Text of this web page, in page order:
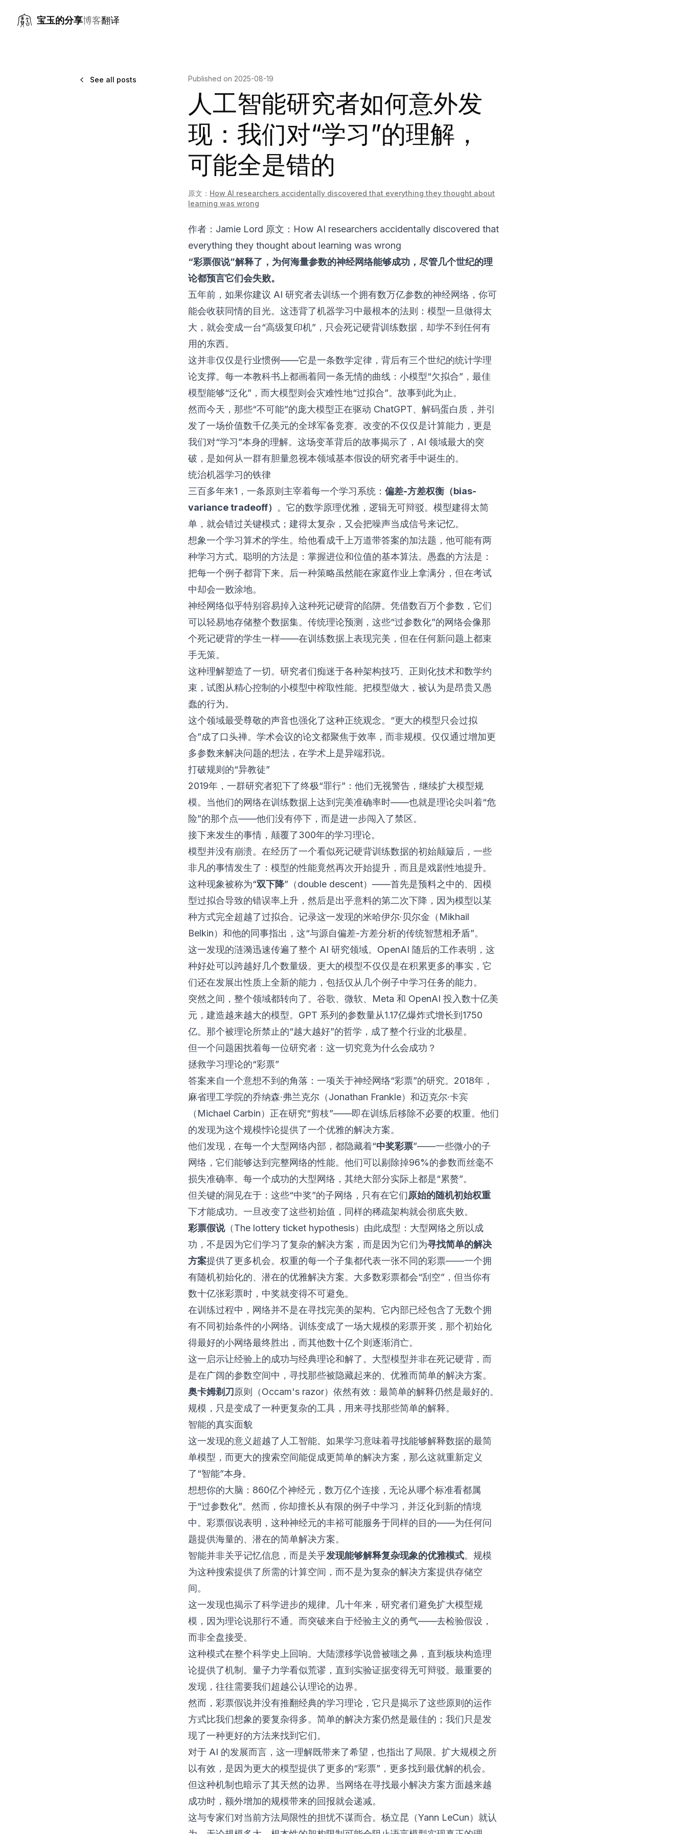
宝玉的分享博客翻译
See all posts Published on 2025-08-19
人工智能研究者如何意外发
现：我们对“学习”的理解，
可能全是错的
原文： How AI researchers accidentally discovered that everything they thought about
learning was wrong
作者：Jamie Lord 原文： How AI researchers accidentally discovered that
everything they thought about learning was wrong
“彩票假说”解释了，为何海量参数的神经网络能够成功，尽管几个世纪的理
论都预言它们会失败。
五年前，如果你建议 AI 研究者去训练一个拥有数万亿参数的神经网络，你可
能会收获同情的目光。这违背了机器学习中最根本的法则：模型一旦做得太
大，就会变成一台“高级复印机”，只会死记硬背训练数据，却学不到任何有
用的东西。
这并非仅仅是行业惯例——它是一条数学定律，背后有三个世纪的统计学理
论支撑。每一本教科书上都画着同一条无情的曲线：小模型“欠拟合”，最佳
模型能够“泛化”，而大模型则会灾难性地“过拟合”。故事到此为止。
然而今天，那些“不可能”的庞大模型正在驱动 ChatGPT、解码蛋白质，并引
发了一场价值数千亿美元的全球军备竞赛。改变的不仅仅是计算能力，更是
我们对“学习”本身的理解。这场变革背后的故事揭示了，AI 领域最大的突
破，是如何从一群有胆量忽视本领域基本假设的研究者手中诞生的。
统治机器学习的铁律
三百多年来1 ，一条原则主宰着每一个学习系统： 偏差-方差权衡（bias-
variance tradeoff） 。它的数学原理优雅，逻辑无可辩驳。模型建得太简
单，就会错过关键模式；建得太复杂，又会把噪声当成信号来记忆。
想象一个学习算术的学生。给他看成千上万道带答案的加法题，他可能有两
种学习方式。聪明的方法是：掌握进位和位值的基本算法。愚蠢的方法是：
把每一个例子都背下来。后一种策略虽然能在家庭作业上拿满分，但在考试
中却会一败涂地。
神经网络似乎特别容易掉入这种死记硬背的陷阱。凭借数百万个参数，它们
可以轻易地存储整个数据集。传统理论预测，这些“过参数化”的网络会像那
个死记硬背的学生一样——在训练数据上表现完美，但在任何新问题上都束
手无策。
这种理解塑造了一切。研究者们痴迷于各种架构技巧、正则化技术和数学约
束，试图从精心控制的小模型中榨取性能。把模型做大，被认为是昂贵又愚
蠢的行为。
这个领域最受尊敬的声音也强化了这种正统观念。“更大的模型只会过拟
合”成了口头禅。学术会议的论文都聚焦于效率，而非规模。仅仅通过增加更
多参数来解决问题的想法，在学术上是异端邪说。
打破规则的“异教徒”
2019年，一群研究者犯下了终极“罪行”：他们无视警告，继续扩大模型规
模。当他们的网络在训练数据上达到完美准确率时——也就是理论尖叫着“危
险”的那个点——他们没有停下，而是进一步闯入了禁区。
接下来发生的事情，颠覆了300年的学习理论。
模型并没有崩溃。在经历了一个看似死记硬背训练数据的初始颠簸后，一些
非凡的事情发生了：模型的性能竟然再次开始提升，而且是戏剧性地提升。
这种现象被称为“双下降”（double descent）——首先是预料之中的、因模
型过拟合导致的错误率上升，然后是出乎意料的第二次下降，因为模型以某
种方式完全超越了过拟合。记录这一发现的米哈伊尔·贝尔金（Mikhail
Belkin）和他的同事指出，这“与源自偏差-方差分析的传统智慧相矛盾”。
这一发现的涟漪迅速传遍了整个 AI 研究领域。OpenAI 随后的工作表明，这
种好处可以跨越好几个数量级。更大的模型不仅仅是在积累更多的事实，它
们还在发展出性质上全新的能力，包括仅从几个例子中学习任务的能力。
突然之间，整个领域都转向了。谷歌、微软、Meta 和 OpenAI 投入数十亿美
元，建造越来越大的模型。GPT 系列的参数量从1.17亿爆炸式增长到1750
亿。那个被理论所禁止的“越大越好”的哲学，成了整个行业的北极星。
但一个问题困扰着每一位研究者：这一切究竟为什么会成功？
拯救学习理论的“彩票”
答案来自一个意想不到的角落：一项关于神经网络“彩票”的研究。2018年，
麻省理工学院的乔纳森·弗兰克尔（Jonathan Frankle）和迈克尔·卡宾
（Michael Carbin）正在研究“剪枝”——即在训练后移除不必要的权重。他们
的发现为这个规模悖论提供了一个优雅的解决方案。
他们发现，在每一个大型网络内部，都隐藏着“中奖彩票”——一些微小的子
网络，它们能够达到完整网络的性能。他们可以剔除掉96%的参数而丝毫不
损失准确率。每一个成功的大型网络，其绝大部分实际上都是“累赘”。
但关键的洞见在于：这些“中奖”的子网络，只有在它们原始的随机初始权重
下才能成功。一旦改变了这些初始值，同样的稀疏架构就会彻底失败。
彩票假说（The lottery ticket hypothesis）由此成型：大型网络之所以成
功，不是因为它们学习了复杂的解决方案，而是因为它们为寻找简单的解决
方案提供了更多机会。权重的每一个子集都代表一张不同的彩票——一个拥
有随机初始化的、潜在的优雅解决方案。大多数彩票都会“刮空”，但当你有
数十亿张彩票时，中奖就变得不可避免。
在训练过程中，网络并不是在寻找完美的架构。它内部已经包含了无数个拥
有不同初始条件的小网络。训练变成了一场大规模的彩票开奖，那个初始化
得最好的小网络最终胜出，而其他数十亿个则逐渐消亡。
这一启示让经验上的成功与经典理论和解了。大型模型并非在死记硬背，而
是在广阔的参数空间中，寻找那些被隐藏起来的、优雅而简单的解决方案。
奥卡姆剃刀原则（Occam's razor）依然有效：最简单的解释仍然是最好的。
规模，只是变成了一种更复杂的工具，用来寻找那些简单的解释。
智能的真实面貌
这一发现的意义超越了人工智能。如果学习意味着寻找能够解释数据的最简
单模型，而更大的搜索空间能促成更简单的解决方案，那么这就重新定义
了“智能”本身。
想想你的大脑：860亿个神经元，数万亿个连接，无论从哪个标准看都属
于“过参数化”。然而，你却擅长从有限的例子中学习，并泛化到新的情境
中。彩票假说表明，这种神经元的丰裕可能服务于同样的目的——为任何问
题提供海量的、潜在的简单解决方案。
智能并非关乎记忆信息，而是关乎发现能够解释复杂现象的优雅模式。规模
为这种搜索提供了所需的计算空间，而不是为复杂的解决方案提供存储空
间。
这一发现也揭示了科学进步的规律。几十年来，研究者们避免扩大模型规
模，因为理论说那行不通。而突破来自于经验主义的勇气——去检验假设，
而非全盘接受。
这种模式在整个科学史上回响。大陆漂移学说曾被嗤之鼻，直到板块构造理
论提供了机制。量子力学看似荒谬，直到实验证据变得无可辩驳。最重要的
发现，往往需要我们超越公认理论的边界。
然而，彩票假说并没有推翻经典的学习理论，它只是揭示了这些原则的运作
方式比我们想象的要复杂得多。简单的解决方案仍然是最佳的；我们只是发
现了一种更好的方法来找到它们。
对于 AI 的发展而言，这一理解既带来了希望，也指出了局限。扩大规模之所
以有效，是因为更大的模型提供了更多的“彩票”，更多找到最优解的机会。
但这种机制也暗示了其天然的边界。当网络在寻找最小解决方案方面越来越
成功时，额外增加的规模带来的回报就会递减。
这与专家们对当前方法局限性的担忧不谋而合。杨立昆（Yann LeCun）就认